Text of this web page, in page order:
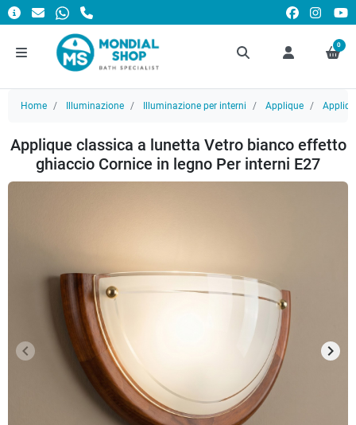
0
Home Illuminazione Illuminazione per interni Applique
Applique classica a lunetta Vetro bianco effetto
ghiaccio Cornice in legno Per interni E27
Precedente
keyboard_arrow_left keyboard_arrow_right